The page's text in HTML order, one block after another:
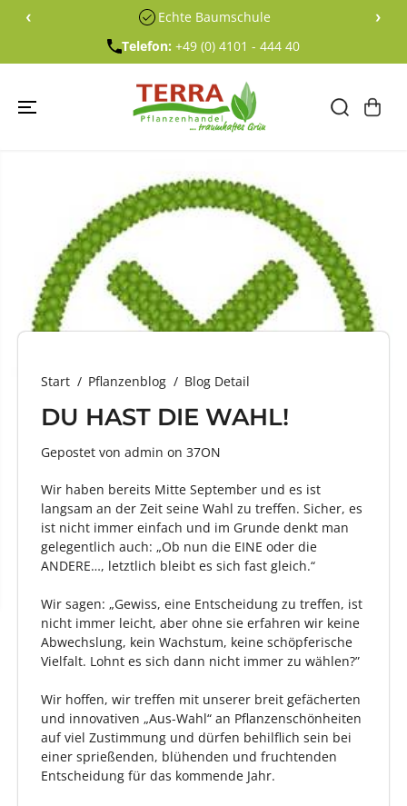
EN SIE ZU
‹ Echte Baumschule ›
Telefon: +49 (0) 4101 - 444 40
Start Pflanzenblog Blog Detail
DU HAST DIE WAHL!
Gepostet von admin on 37ON
Wir haben bereits Mitte September und es ist
langsam an der Zeit seine Wahl zu treffen. Sicher, es
ist nicht immer einfach und im Grunde denkt man
gelegentlich auch: „Ob nun die EINE oder die
ANDERE…, letztlich bleibt es sich fast gleich.“
Wir sagen: „Gewiss, eine Entscheidung zu treffen, ist
nicht immer leicht, aber ohne sie erfahren wir keine
Abwechslung, kein Wachstum, keine schöpferische
Vielfalt. Lohnt es sich dann nicht immer zu wählen?”
Wir hoffen, wir treffen mit unserer breit gefächerten
und innovativen „Aus-Wahl“ an Pflanzenschönheiten
auf viel Zustimmung und dürfen behilflich sein bei
einer sprießenden, blühenden und fruchtenden
Entscheidung für das kommende Jahr.